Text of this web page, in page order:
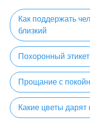
Как поддержать
близкий
Похоронный этикет
Прощание с
Какие цветы